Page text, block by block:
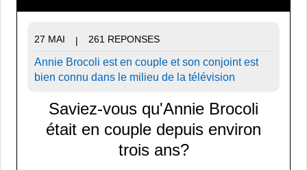
27 MAI | 261 REPONSES
Annie Brocoli est en couple et son conjoint est
bien connu dans le milieu de la télévision
Saviez-vous qu'Annie Brocoli
était en couple depuis environ
trois ans?